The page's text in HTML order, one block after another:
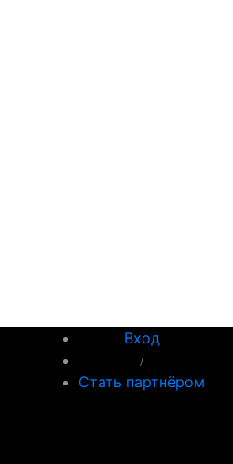
Вход
/
Стать партнёром